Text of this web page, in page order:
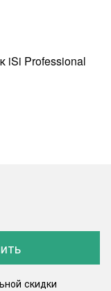
iSi Professional
скидки